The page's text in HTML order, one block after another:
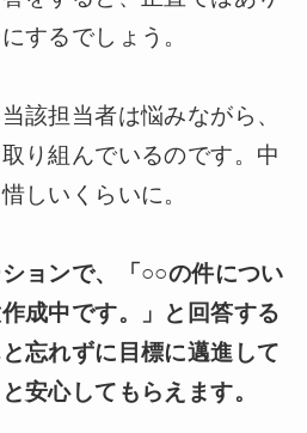
するでしょう。
該担当者は悩みながら、
り組んでいるのです。中
しいくらいに。
ョンで、「○○の件につい
成中です。」と回答する
忘れずに目標に邁進して
安心してもらえます。